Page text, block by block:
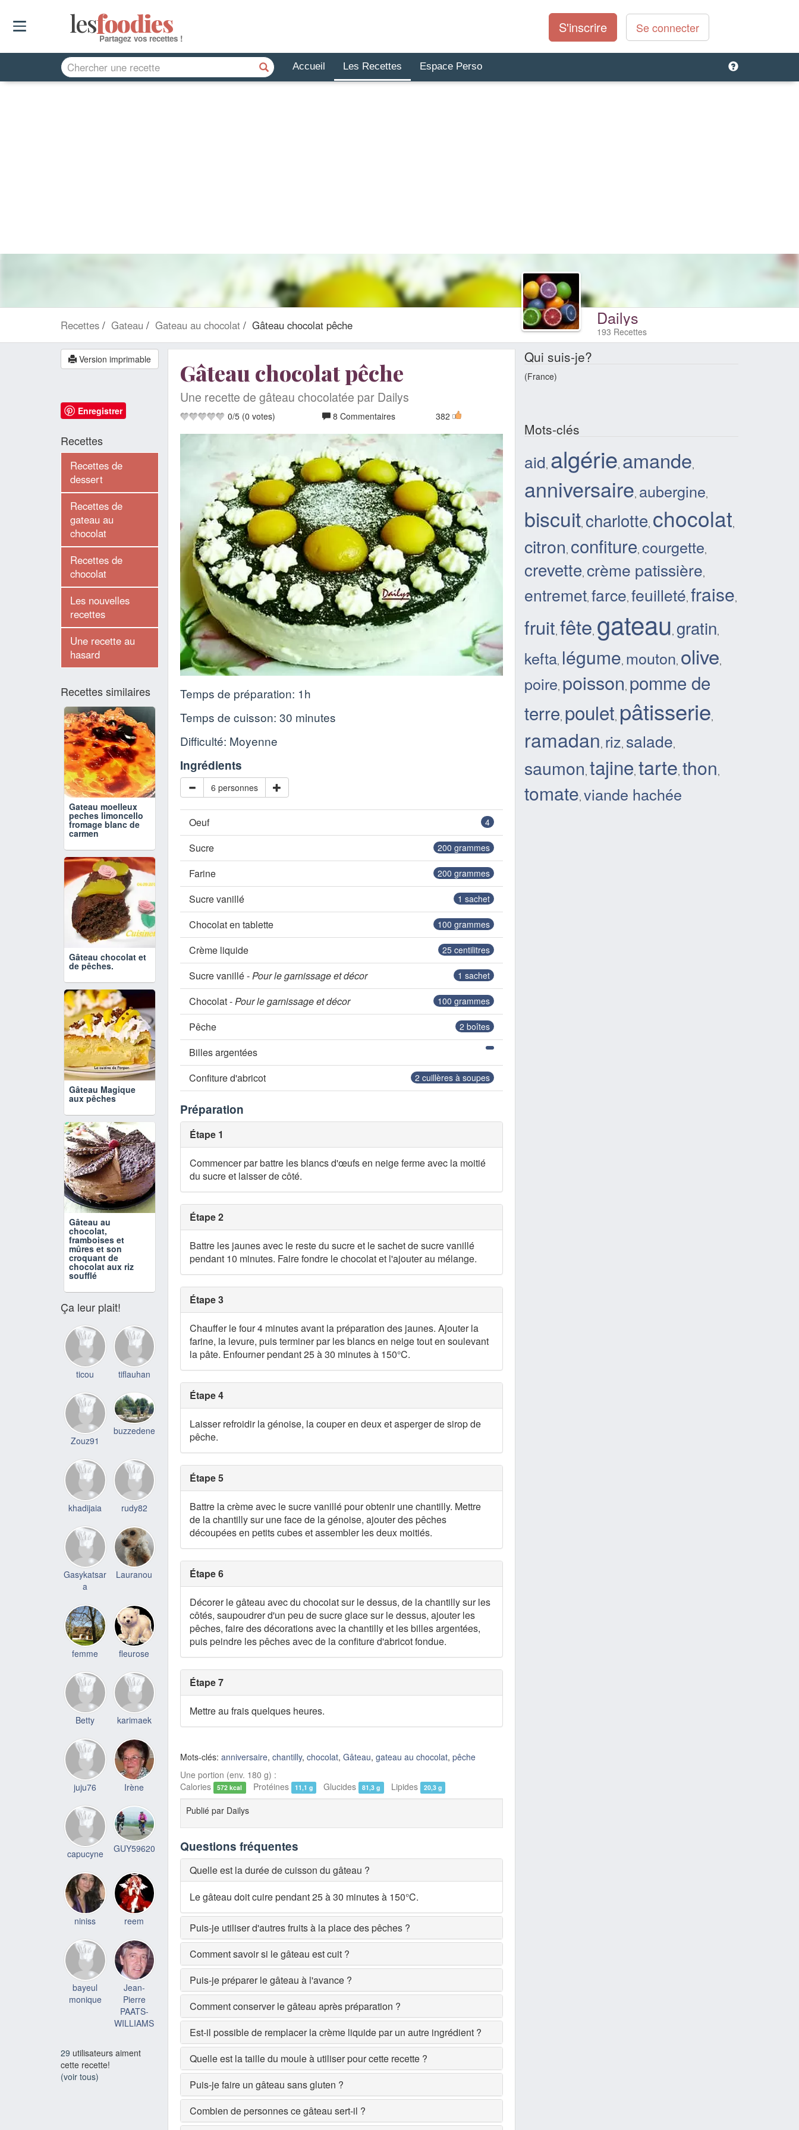
lesfoodies
Partagez vos recettes !
S'inscrire Se connecter
Accueil Les Recettes Espace Perso
Recettes Gateau Gateau au chocolat Gâteau chocolat pêche Dailys
193 Recettes
Gâteau chocolat pêche
Une recette de gâteau chocolatée par Dailys
0/5 (0 votes) 8 Commentaires 382
Temps de préparation: 1h
Temps de cuisson: 30 minutes
Difficulté: Moyenne
Ingrédients
6 personnes
Oeuf 4
Sucre 200 grammes
Farine 200 grammes
Sucre vanillé 1 sachet
Chocolat en tablette 100 grammes
Crème liquide 25 centilitres
Sucre vanillé -Pour le garnissage et décor 1 sachet
Chocolat -Pour le garnissage et décor 100 grammes
Pêche 2 boîtes
Billes argentées
Confiture d'abricot
2 cuillères à soupes
Préparation
Étape 1
Commencer par battre les blancs d'œufs en neige ferme avec la moitié
du sucre et laisser de côté.
Étape 2
Battre les jaunes avec le reste du sucre et le sachet de sucre vanillé
pendant 10 minutes. Faire fondre le chocolat et l'ajouter au mélange.
Étape 3
Chauffer le four 4 minutes avant la préparation des jaunes. Ajouter la
farine, la levure, puis terminer par les blancs en neige tout en soulevant
la pâte. Enfourner pendant 25 à 30 minutes à 150°C.
Étape 4
Laisser refroidir la génoise, la couper en deux et asperger de sirop de
pêche.
Étape 5
Battre la crème avec le sucre vanillé pour obtenir une chantilly. Mettre
de la chantilly sur une face de la génoise, ajouter des pêches
découpées en petits cubes et assembler les deux moitiés.
Étape 6
Décorer le gâteau avec du chocolat sur le dessus, de la chantilly sur les
côtés, saupoudrer d'un peu de sucre glace sur le dessus, ajouter les
pêches, faire des décorations avec la chantilly et les billes argentées,
puis peindre les pêches avec de la confiture d'abricot fondue.
Étape 7
Mettre au frais quelques heures.
Mots-clés: anniversaire, chantilly, chocolat, Gâteau, gateau au chocolat, pêche
Une portion (env. 180 g) :
Calories
572 kcal Protéines 11,1 g Glucides 81,3 g Lipides 20,3 g
Publié par Dailys
Questions fréquentes
Quelle est la durée de cuisson du gâteau ?
Le gâteau doit cuire pendant 25 à 30 minutes à 150°C.
Puis-je utiliser d'autres fruits à la place des pêches ?
Comment savoir si le gâteau est cuit ?
Puis-je préparer le gâteau à l'avance ?
Comment conserver le gâteau après préparation ?
Est-il possible de remplacer la crème liquide par un autre ingrédient ?
Quelle est la taille du moule à utiliser pour cette recette ?
Puis-je faire un gâteau sans gluten ?
Combien de personnes ce gâteau sert-il ?
Version imprimable
Enregistrer
Recettes
Recettes de
dessert
Recettes de
gateau au
chocolat
Recettes de
chocolat
Les nouvelles
recettes
Une recette au
hasard
Recettes similaires
Gateau moelleux
peches limoncello
fromage blanc de
carmen
Gâteau chocolat et
de pêches.
Gâteau Magique
aux pêches
Gâteau au
chocolat,
framboises et
mûres et son
croquant de
chocolat aux riz
soufflé
Ça leur plait!
ticou tiflauhan
Zouz91
buzzedene
khadijaia rudy82
Gasykatsar
a
Lauranou
femme fleurose
Betty karimaek
juju76 Irène
capucyne GUY59620
niniss reem
bayeul
monique
Jean-
Pierre
PAATS-
WILLIAMS
29 utilisateurs aiment
cette recette!
(voir tous)
Qui suis-je?
(France)
Mots-clés
aid, algérie, amande,
anniversaire, aubergine,
biscuit, charlotte, chocolat,
citron, confiture, courgette,
crevette, crème patissière,
entremet, farce, feuilleté, fraise,
fruit, fête, gateau, gratin,
kefta, légume, mouton, olive,
poire, poisson, pomme de
terre, poulet, pâtisserie,
ramadan, riz, salade,
saumon, tajine, tarte, thon,
tomate, viande hachée